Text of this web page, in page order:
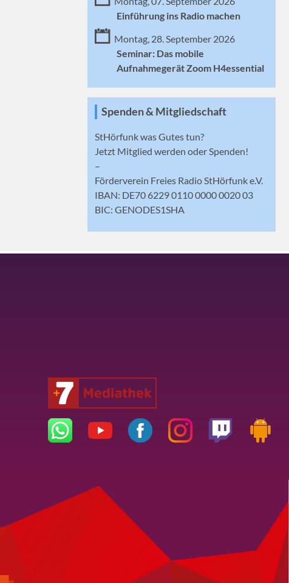
Einführung ins Radio machen
Montag, 28. September 2026
Seminar: Das mobile
Aufnahmegerät Zoom H4essential
Spenden & Mitgliedschaft
StHörfunk was Gutes tun?
Jetzt Mitglied werden oder Spenden!
–
Förderverein Freies Radio StHörfunk e.V.
IBAN: DE70 6229 0110 0000 0020 03
BIC: GENODES1SHA